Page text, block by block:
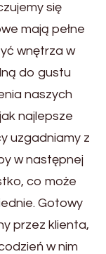
się
mają pełne
wnętrza w
do gustu
naszych
najlepsze
uzgadniamy z
w następnej
co może
Gotowy
przez klienta,
w nim